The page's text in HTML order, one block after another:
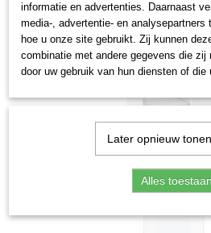
informatie en advertenties. Daarnaast
media-, advertentie- en analysepartners
hoe u onze site gebruikt. Zij kunnen
combinatie met andere gegevens die zij
door uw gebruik van hun diensten of die
Later opnieuw tonen
Alles toestaan